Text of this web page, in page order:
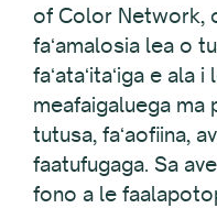
of Color Network,
faʻamalosia lea o
faʻataʻitaʻiga e ala
meafaigaluega ma
tutusa, faʻaofiina,
faatufugaga. Sa
fono a le